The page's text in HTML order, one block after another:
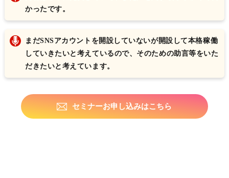
かったです。
まだSNSアカウントを開設していないが開設して本格稼働
していきたいと考えているので、そのための助言等をいた
だきたいと考えています。
セミナーお申し込みはこちら